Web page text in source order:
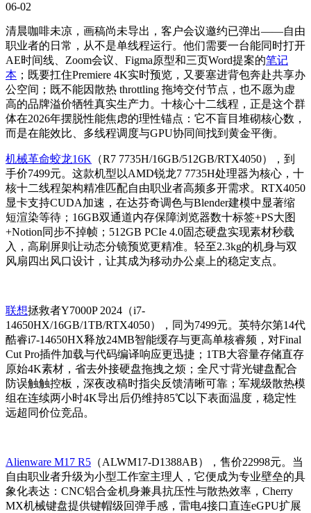
06-02
清晨咖啡未凉，画稿尚未导出，客户会议邀约已弹出——自由
职业者的日常，从不是单线程运行。他们需要一台能同时打开
AE时间线、Zoom会议、Figma原型和三页Word提案的笔记
本 ；既要扛住Premiere 4K实时预览，又要塞进背包奔赴共享办
公空间；既不能因散热 throttling 拖垮交付节点，也不愿为虚
高的品牌溢价牺牲真实生产力。十核心十二线程，正是这个群
体在2026年摆脱性能焦虑的理性锚点：它不盲目堆砌核心数，
而是在能效比、多线程调度与GPU协同间找到黄金平衡。
机械革命蛟龙16K （R7 7735H/16GB/512GB/RTX4050），到
手价7499元。这款机型以AMD锐龙7 7735H处理器为核心，十
核十二线程架构精准匹配自由职业者高频多开需求。RTX4050
显卡支持CUDA加速，在达芬奇调色与Blender建模中显著缩
短渲染等待；16GB双通道内存保障浏览器数十标签+PS大图
+Notion同步不掉帧；512GB PCIe 4.0固态硬盘实现素材秒载
入，高刷屏则让动态分镜预览更精准。轻至2.3kg的机身与双
风扇四出风口设计，让其成为移动办公桌上的稳定支点。
联想拯救者Y7000P 2024（i7-
14650HX/16GB/1TB/RTX4050），同为7499元。英特尔第14代
酷睿i7-14650HX释放24MB智能缓存与更高单核睿频，对Final
Cut Pro插件加载与代码编译响应更迅捷；1TB大容量存储直存
原始4K素材，省去外接硬盘拖拽之烦；全尺寸背光键盘配合
防误触触控板，深夜改稿时指尖反馈清晰可靠；军规级散热模
组在连续两小时4K导出后仍维持85℃以下表面温度，稳定性
远超同价位竞品。
Alienware M17 R5 （ALWM17-D1388AB），售价22998元。当
自由职业者升级为小型工作室主理人，它便成为专业壁垒的具
象化表达：CNC铝合金机身兼具抗压性与散热效率，Cherry
MX机械键盘提供键帽级回弹手感，雷电4接口直连eGPU扩展